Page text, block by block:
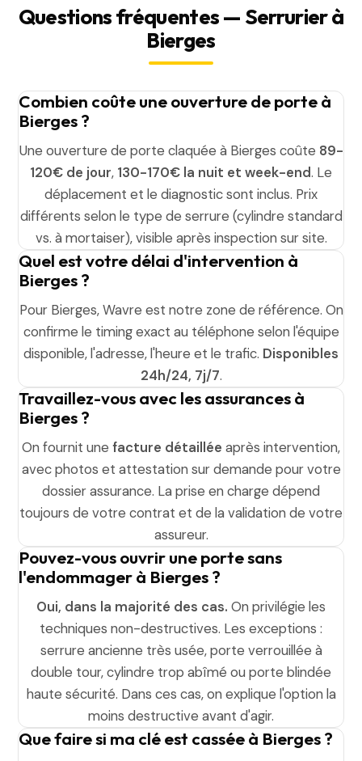
Questions fréquentes — Serrurier à
Bierges
Combien coûte une ouverture de porte à
Bierges ?
Une ouverture de porte claquée à Bierges coûte 89-
120€ de jour, 130-170€ la nuit et week-end. Le
déplacement et le diagnostic sont inclus. Prix
différents selon le type de serrure (cylindre standard
vs. à mortaiser), visible après inspection sur site.
Quel est votre délai d'intervention à
Bierges ?
Pour Bierges, Wavre est notre zone de référence. On
confirme le timing exact au téléphone selon l'équipe
disponible, l'adresse, l'heure et le trafic. Disponibles
24h/24, 7j/7.
Travaillez-vous avec les assurances à
Bierges ?
On fournit une facture détaillée après intervention,
avec photos et attestation sur demande pour votre
dossier assurance. La prise en charge dépend
toujours de votre contrat et de la validation de votre
assureur.
Pouvez-vous ouvrir une porte sans
l'endommager à Bierges ?
Oui, dans la majorité des cas. On privilégie les
techniques non-destructives. Les exceptions :
serrure ancienne très usée, porte verrouillée à
double tour, cylindre trop abîmé ou porte blindée
haute sécurité. Dans ces cas, on explique l'option la
moins destructive avant d'agir.
Que faire si ma clé est cassée à Bierges ?